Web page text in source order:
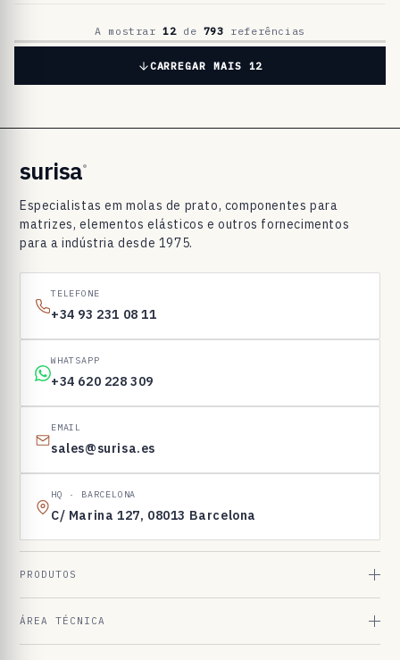
0
3
D
N
E
N
8
A mostrar12de 793 referências
CARREGAR MAIS 12
surisa®
Especialistas em molas de prato, componentes para
matrizes, elementos elásticos e outros fornecimentos
para a indústria desde 1975.
TELEFONE
+34 93 231 08 11
WHATSAPP
+34 620 228 309
EMAIL
sales@surisa.es
HQ · BARCELONA
C/ Marina 127, 08013 Barcelona
PRODUTOS
ÁREA TÉCNICA